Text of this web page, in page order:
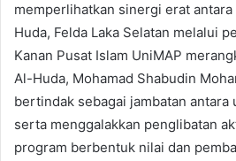
memperlihatkan sinergi erat
Huda, Felda Laka Selatan melalui
Kanan Pusat Islam UniMAP
Al-Huda, Mohamad Shabudin
bertindak sebagai jambatan
serta menggalakkan penglibatan
program berbentuk nilai dan